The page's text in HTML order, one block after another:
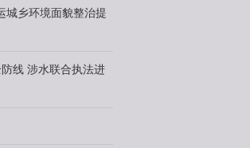
城乡环境面貌整治提
线 涉水联合执法进